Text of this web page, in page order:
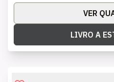
VER
LIVRO A